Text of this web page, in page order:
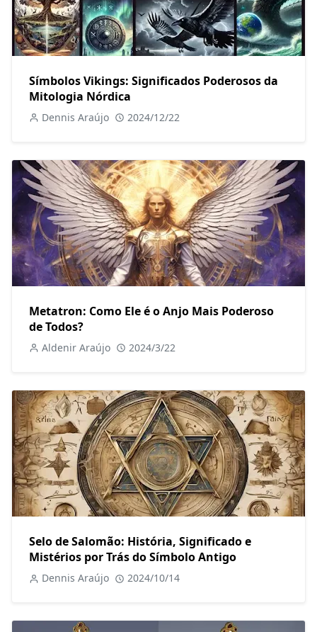
Símbolos Vikings: Significados Poderosos da
Mitologia Nórdica
Dennis Araújo 2024/12/22
Metatron: Como Ele é o Anjo Mais Poderoso
de Todos?
Aldenir Araújo 2024/3/22
Selo de Salomão: História, Significado e
Mistérios por Trás do Símbolo Antigo
Dennis Araújo 2024/10/14